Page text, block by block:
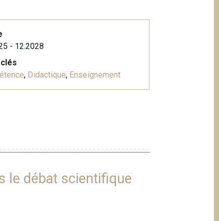
- 12.2028
, Didactique, Enseignement
le débat scientifique